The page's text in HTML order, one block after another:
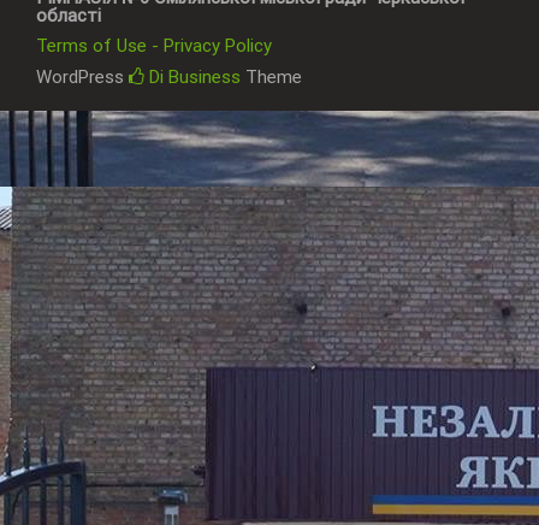
області
Terms of Use - Privacy Policy
WordPress
Di Business Theme